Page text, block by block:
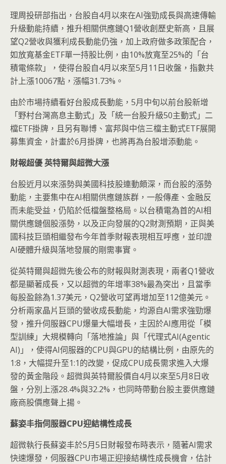
理周投研部指出，台股自4月以來在AI強勁成長與高速傳輸
升級動能持續，推升相關供應鏈Q1營收創歷史新高，且展
望Q2營收與獲利成長動能仍強，加上政府做多政策配合，
如放寬基金ETF單一持股比例，由10%放寬至25%的「台
積電條款」，使得台股自4月以來至5月11日收盤，指數共
計上漲10067點，漲幅31.73%。
由於市場持續看好台股成長動能，5月中旬以前台股新增
「野村台灣高息主動式」及「統一台股升級50主動式」二
檔ETF掛牌，且另有聯博、富邦與中信三檔主動式ETF展開
募集資金，計畫於6月掛牌，也將再為台股增添動能。
財報超優英特爾與超微大漲
台股近月以來漲勢與美國科技股連動頗深，而台股的漲勢
動能，主要集中在AI相關供應鏈族群，一般傳產、金融反
而未能受益，仍陷於低檔盤整格局。以台積電為首的AI相
關供應鏈個股漲勢，以及正向發展的Q2財測預期，正與美
國科技巨頭相繼發布今年首季財報表現相互呼應，並印證
AI硬體升級與落地發展的剛需事實。
從英特爾與超微先後公布的財報與財測表現，兩者Q1營收
都是顯著成長，又以超微的年增率38%最為突出，且當季
每股盈餘為1.37美元，Q2營收可望再增加至112億美元。
分析兩家晶片巨頭的營收成長動能，均源自AI需求強勁爆
發，推升伺服器CPU爆量大幅增長，主因於AI應用從「模
型訓練」大規模轉向「落地推論」與「代理式AI(Agentic
AI)」，使得AI伺服器的CPU與GPU的結構比例，由原先的
1:8，大幅提升至1:1的改變，促成CPU成長需求進入大爆
發的黃金階段。超微與英特爾股價自4月以來至5月8日收
盤，分別上漲28.4%與32.2%，也同時帶動台股主要供應鏈
廠商股價應聲上揚。
蘇姿丰指伺服器CPU迎結構性成長
超微執行長蘇姿丰於5月5日財報發布時表示，隨著AI需求
快速爆發，伺服器CPU市場正迎接結構性成長機會，估計